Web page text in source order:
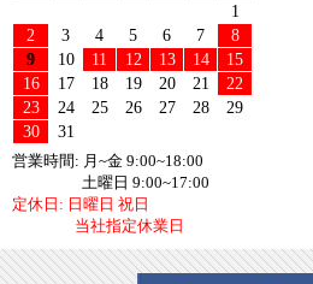
2025/04/21
【新商品】U-
MT-09SP(RN87J) 24- 用
2025/04/21
【新商品】U-
MT-09(RN87J) 24- 用
2025/04/15
トルーダークラシッ
2025/01/14
【新商品】汎用バイ
2025/01/08
【新商品】U-
2025/01/08
【新商品】U-
1
2
3 4 5 6 7
8
9
10 11 12 13 14
15
16
17 18 19 20 21
22
23
24 25 26 27 28
29
30
31
営業時間: 月~金 9:00~18:00
土曜日 9:00~17:00
定休日: 日曜日 祝日
当社指定休業日